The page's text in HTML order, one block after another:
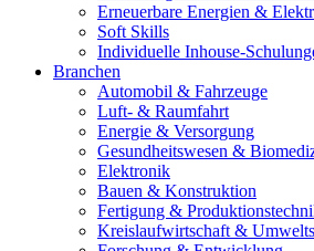
Erneuerbare Energien &
Soft Skills
Individuelle Inhouse-
Branchen
Automobil & Fahrzeuge
Luft- & Raumfahrt
Energie & Versorgung
Gesundheitswesen &
Elektronik
Bauen & Konstruktion
Fertigung &
Kreislaufwirtschaft &